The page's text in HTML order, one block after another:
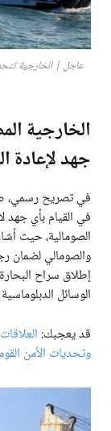
الخارجية
جهد لإعادة
في تصريح رسمي،
في القيام بأي جهد
الصومالية، حيث
والصومالي لضمان
إطلاق سراح
الوسائل
قد يعجبك:
وتحديات الأمن